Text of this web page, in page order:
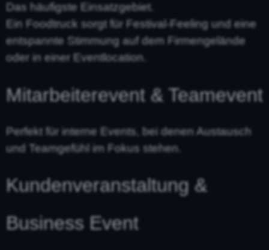
Das häufigste Einsatzgebiet.
Ein Foodtruck sorgt für Festival-Feeling und eine
entspannte Stimmung auf dem Firmengelände
oder in einer Eventlocation.
Mitarbeiterevent & Teamevent
Perfekt für interne Events, bei denen Austausch
und Teamgefühl im Fokus stehen.
Kundenveranstaltung &
Business Event